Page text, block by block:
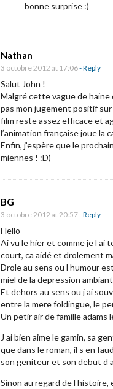
e
.
bonne surprise :)
Nathan
3 octobre 2012 at 17:06- Reply
Salut John !
Malgré cette vague de haine
pas mon jugement positif sur
film reste assez efficace et
l’animation française joue la
Enfin, j’espère que le
miennes ! :D)
BG
3 octobre 2012 at 20:57- Reply
Hello
Ai vu le hier et comme je l ai
court, ca aidé et drolement
Drole au sens ou l humour
miel de la depression
Et dehors au sens ou j ai
entre la mere foldingue, le
Un petir air de famille adams
J ai bien aime le gamin, sa
que dans le roman, il s en
son geniteur et son debut d
Sinon au regard de l histoire,